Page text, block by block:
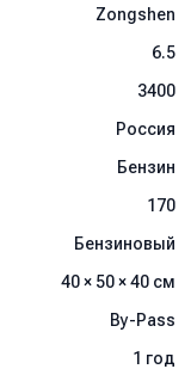
малым размерам.
перед каждой
температурах
Zongshen
6.5
3400
Россия
Бензин
170
Бензиновый
40 × 50 × 40 см
By-Pass
1 год